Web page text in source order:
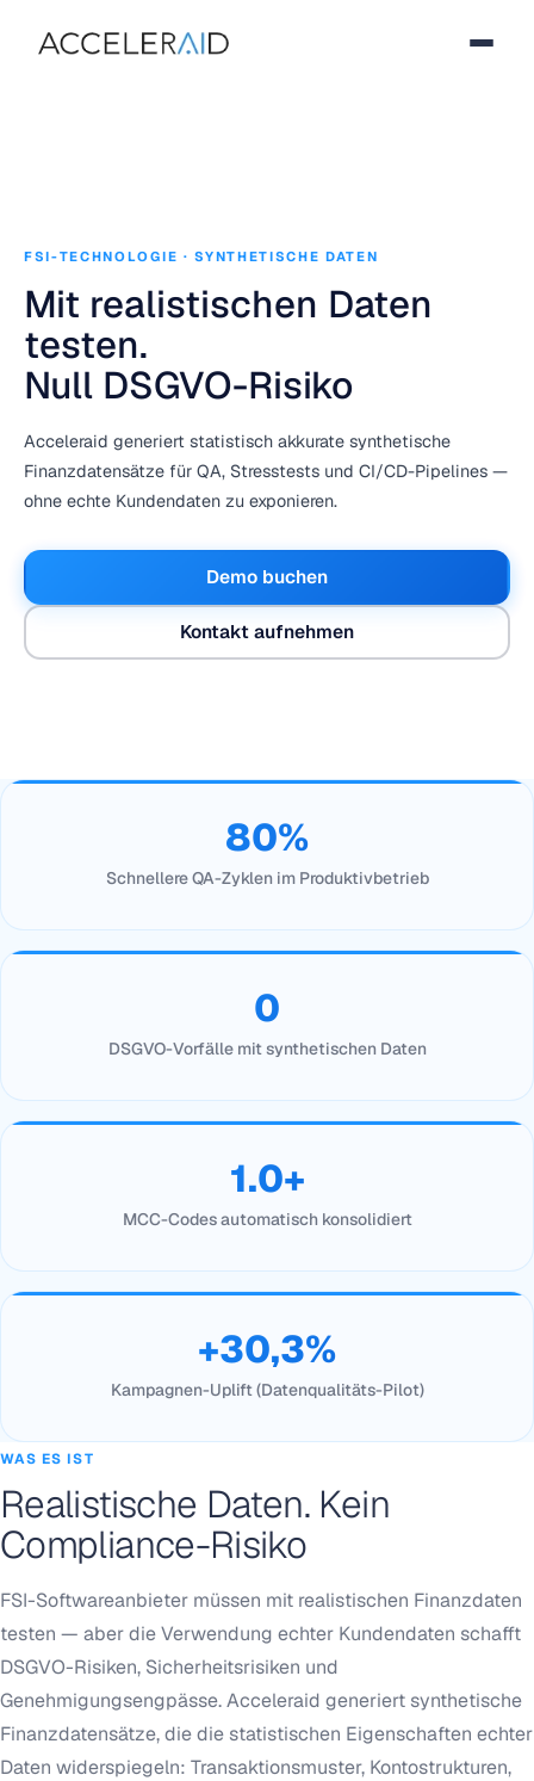
FSI-TECHNOLOGIE · SYNTHETISCHE DATEN
Mit realistischen Daten
testen.
Null DSGVO-Risiko
Acceleraid generiert statistisch akkurate synthetische
Finanzdatensätze für QA, Stresstests und CI/CD-Pipelines —
ohne echte Kundendaten zu exponieren.
Demo buchen
Kontakt aufnehmen
80%
Schnellere QA-Zyklen im Produktivbetrieb
0
DSGVO-Vorfälle mit synthetischen Daten
1.0+
MCC-Codes automatisch konsolidiert
+30,3%
Kampagnen-Uplift (Datenqualitäts-Pilot)
WAS ES IST
Realistische Daten. Kein
Compliance-Risiko
FSI-Softwareanbieter müssen mit realistischen Finanzdaten
testen — aber die Verwendung echter Kundendaten schafft
DSGVO-Risiken, Sicherheitsrisiken und
Genehmigungsengpässe. Acceleraid generiert synthetische
Finanzdatensätze, die die statistischen Eigenschaften echter
Daten widerspiegeln: Transaktionsmuster, Kontostrukturen,